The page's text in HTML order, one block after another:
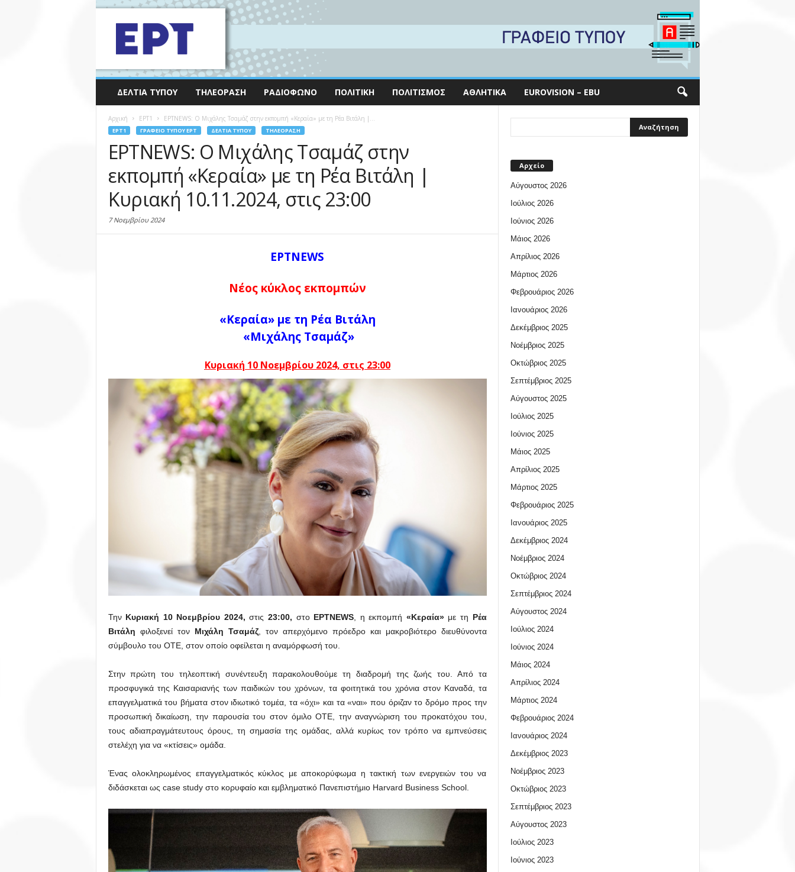
ΔΕΛΤΊΑ ΤΎΠΟΥ ΤΗΛΕΌΡΑΣΗ ΡΑΔΙΌΦΩΝΟ ΠΟΛΙΤΙΚΉ ΠΟΛΙΤΙΣΜΌΣ ΑΘΛΗΤΙΚΆ EUROVISION – EBU
Αρχική EΡΤ1 ΕΡΤNEWS: Ο Μιχάλης Τσαμάζ στην εκπομπή «Κεραία» με τη Ρέα Βιτάλη |...
EΡΤ1 ΓΡΑΦΕΊΟ ΤΎΠΟΥ ΕΡΤ ΔΕΛΤΊΑ ΤΎΠΟΥ ΤΗΛΕΌΡΑΣΗ
ΕΡΤNEWS: Ο Μιχάλης Τσαμάζ στην
εκπομπή «Κεραία» με τη Ρέα Βιτάλη |
Κυριακή 10.11.2024, στις 23:00
7 Νοεμβρίου 2024
ΕΡΤNEWS
Νέος κύκλος εκπομπών
«Κεραία» με τη Ρέα Βιτάλη
«Μιχάλης Τσαμάζ»
Κυριακή 10 Νοεμβρίου 2024, στις 23:00
Την Κυριακή 10 Νοεμβρίου 2024, στις 23:00, στο ΕΡΤNEWS, η εκπομπή «Κεραία»με τη Ρέα
Βιτάλη φιλοξενεί τον Μιχάλη Τσαμάζ, τον απερχόμενο πρόεδρο και μακροβιότερο διευθύνοντα
σύμβουλο του ΟΤΕ, στον οποίο οφείλεται η αναμόρφωσή του.
Στην πρώτη του τηλεοπτική συνέντευξη παρακολουθούμε τη διαδρομή της ζωής του. Από τα
προσφυγικά της Καισαριανής των παιδικών του χρόνων, τα φοιτητικά του χρόνια στον Καναδά, τα
επαγγελματικά του βήματα στον ιδιωτικό τομέα, τα «όχι» και τα «ναι» που όριζαν το δρόμο προς την
προσωπική δικαίωση, την παρουσία του στον όμιλο ΟΤΕ, την αναγνώριση του προκατόχου του,
τους αδιαπραγμάτευτους όρους, τη σημασία της ομάδας, αλλά κυρίως τον τρόπο να εμπνεύσεις
στελέχη για να «κτίσεις» ομάδα.
Ένας ολοκληρωμένος επαγγελματικός κύκλος με αποκορύφωμα η τακτική των ενεργειών του να
διδάσκεται ως case study στο κορυφαίο και εμβληματικό Πανεπιστήμιο Harvard Business School.
Αρχείο
Αύγουστος 2026
Ιούλιος 2026
Ιούνιος 2026
Μάιος 2026
Απρίλιος 2026
Μάρτιος 2026
Φεβρουάριος 2026
Ιανουάριος 2026
Δεκέμβριος 2025
Νοέμβριος 2025
Οκτώβριος 2025
Σεπτέμβριος 2025
Αύγουστος 2025
Ιούλιος 2025
Ιούνιος 2025
Μάιος 2025
Απρίλιος 2025
Μάρτιος 2025
Φεβρουάριος 2025
Ιανουάριος 2025
Δεκέμβριος 2024
Νοέμβριος 2024
Οκτώβριος 2024
Σεπτέμβριος 2024
Αύγουστος 2024
Ιούλιος 2024
Ιούνιος 2024
Μάιος 2024
Απρίλιος 2024
Μάρτιος 2024
Φεβρουάριος 2024
Ιανουάριος 2024
Δεκέμβριος 2023
Νοέμβριος 2023
Οκτώβριος 2023
Σεπτέμβριος 2023
Αύγουστος 2023
Ιούλιος 2023
Ιούνιος 2023